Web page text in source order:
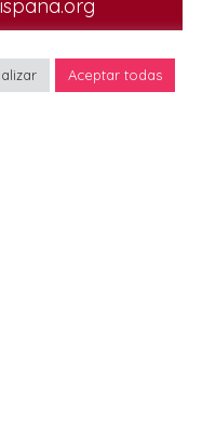
21 bis
1, Puerta 1
Aceptar todas